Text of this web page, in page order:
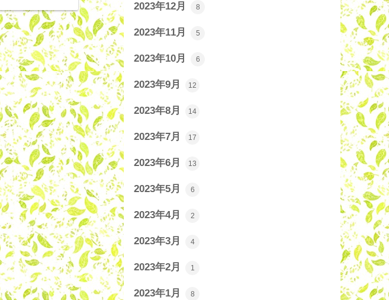
2023年12月 8
2023年11月 5
2023年10月 6
2023年9月 12
2023年8月 14
2023年7月 17
2023年6月 13
2023年5月 6
2023年4月 2
2023年3月 4
2023年2月 1
2023年1月 8